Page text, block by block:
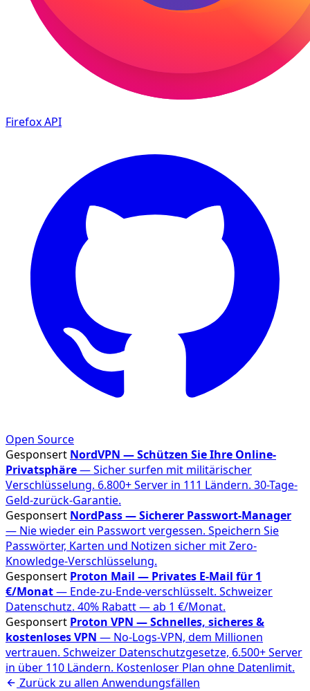
FirefoxAPI
Open Source
Gesponsert NordVPN — Schützen Sie Ihre Online-
Privatsphäre— Sicher surfen mit militärischer
Verschlüsselung. 6.800+ Server in 111 Ländern. 30-Tage-
Geld-zurück-Garantie.
Gesponsert NordPass — Sicherer Passwort-Manager
— Nie wieder ein Passwort vergessen. Speichern Sie
Passwörter, Karten und Notizen sicher mit Zero-
Knowledge-Verschlüsselung.
Gesponsert Proton Mail — Privates E-Mail für 1
€/Monat— Ende-zu-Ende-verschlüsselt. Schweizer
Datenschutz. 40% Rabatt — ab 1 €/Monat.
Gesponsert Proton VPN — Schnelles, sicheres &
kostenloses VPN — No-Logs-VPN, dem Millionen
vertrauen. Schweizer Datenschutzgesetze, 6.500+ Server
in über 110 Ländern. Kostenloser Plan ohne Datenlimit.
Zurück zu allen Anwendungsfällen